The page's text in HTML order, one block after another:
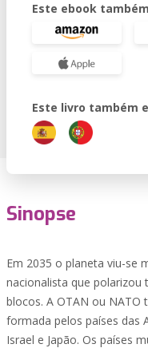
Este ebook
Este livro também
Sinopse
Em 2035 o planeta viu-se
nacionalista que polarizou
blocos. A OTAN ou NATO
formada pelos países das
Israel e Japão. Os países